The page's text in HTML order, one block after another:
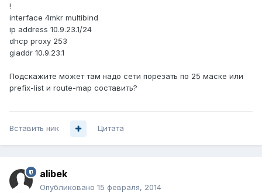
!
interface 4mkr multibind
ip address 10.9.23.1/24
dhcp proxy 253
giaddr 10.9.23.1
Подскажите может там надо сети порезать по 25 маске или
prefix-list и route-map составить?
Вставить ник Цитата
alibek
Опубликовано 15 февраля, 2014